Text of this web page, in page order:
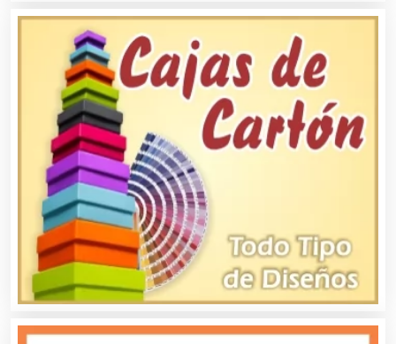
Artículos Personales
Artículos Publicitarios
Aseguradoras
Asesores Técnicos
Asesoría Fiscal